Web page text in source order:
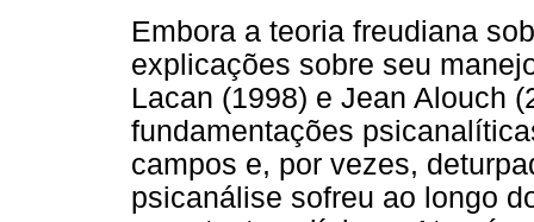
Embora a teoria freudiana
explicações sobre seu
Lacan (1998) e Jean Alouch
fundamentações
campos e, por vezes,
psicanálise sofreu ao longo